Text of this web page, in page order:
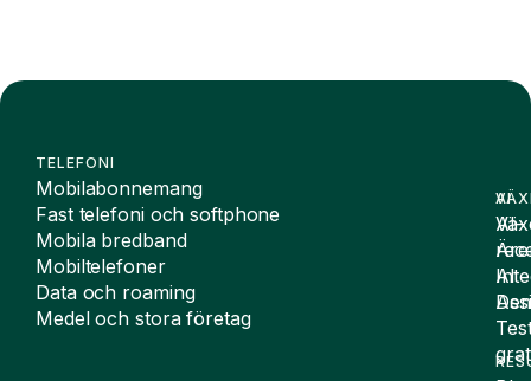
TELEFONI
Mobilabonnemang
Fast telefoni och softphone
Mobila bredband
Mobiltelefoner
Data och roaming
Medel och stora företag
AI
AI-
AI